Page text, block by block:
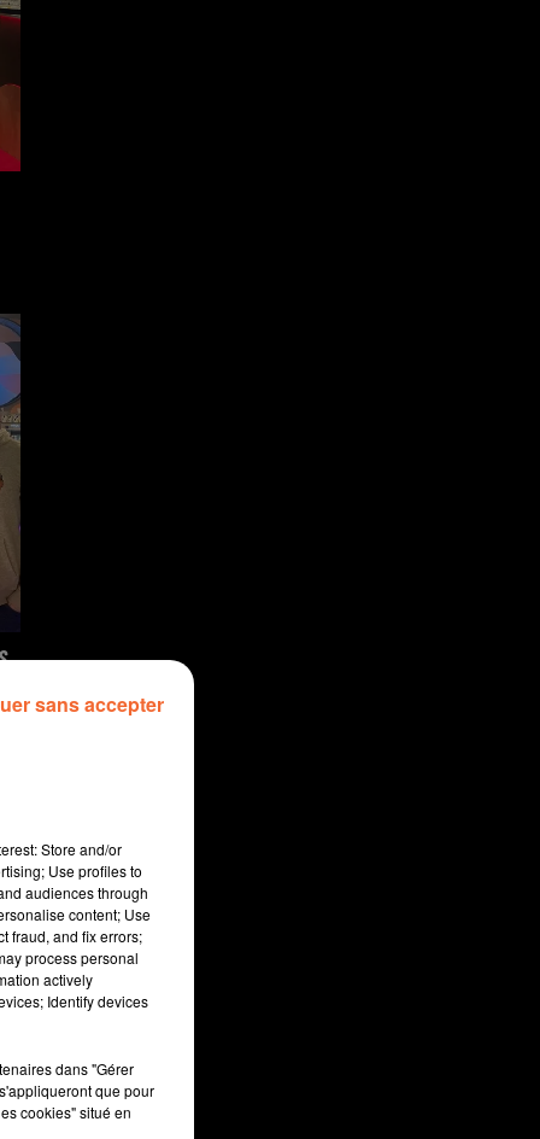
Store and/or
Use profiles to
audiences through
content; Use
fraud, and fix errors;
process personal
actively
Identify devices
dans "Gérer
que pour
cookies" situé en
sans accepter